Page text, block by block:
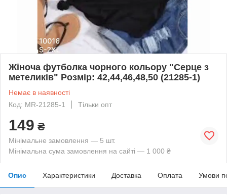
Жіноча футболка чорного кольору "Серце з
метеликів" Розмір: 42,44,46,48,50 (21285-1)
Немає в наявності
Код: MR-21285-1
Тільки опт
149 ₴
Мінімальне замовлення — 5 шт.
Мінімальна сума замовлення на сайті — 1 000 ₴
Опис Характеристики Доставка Оплата Умови